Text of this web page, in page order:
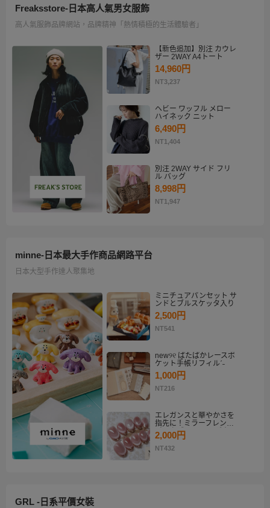
Freaksstore-日本高人氣男女服飾
高人氣服飾品牌網站，品牌精神「熱情積極的生活體驗者」
【新色追加】別注 カウレ
ザー 2WAY A4トート
14,960円
NT3,237
ヘビー ワッフル メロー
ハイネック ニット
6,490円
NT1,404
別注 2WAY サイド フリ
ル バッグ
8,998円
NT1,947
minne-日本最大手作商品網路平台
日本大型手作達人聚集地
ミニチュアパンセット サ
ンドとブルスケッタ入り
2,500円
NT541
new୨୧ ぱたぱかレースポ
ケット手帳リフィルˊ˗
1,000円
NT216
エレガンスと華やかさを
指先に！ミラーフレンチ
ピンクゴールド マグネッ
トネイルチップセット
【ネイルチップオーダ
2,000円
NT432
GRL -日系平價女裝